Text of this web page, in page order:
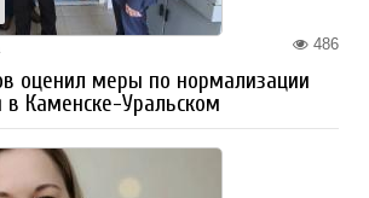
486
оценил меры по нормализации
Каменске-Уральском